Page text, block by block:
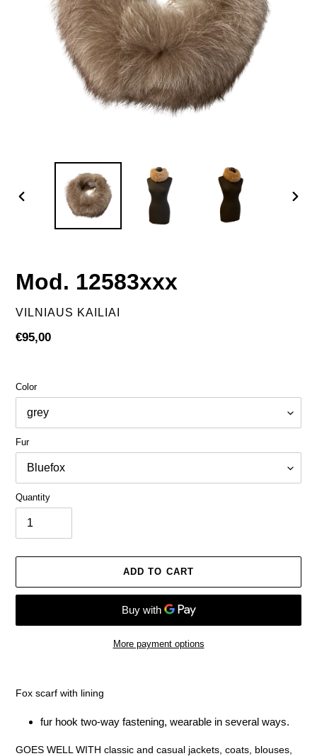
PREVIOUS
Mod. 12583xxx
VENDOR
VILNIAUS KAILIAI
Regular
€95,00
Color
Fur
Quantity
ADD TO CART
More payment options
Fox scarf with lining
fur hook two-way fastening, wearable in several ways.
GOES WELL WITH classic and casual jackets, coats, blouses,